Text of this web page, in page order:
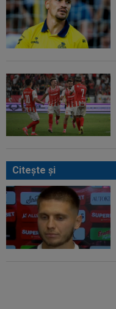
Citeşte şi